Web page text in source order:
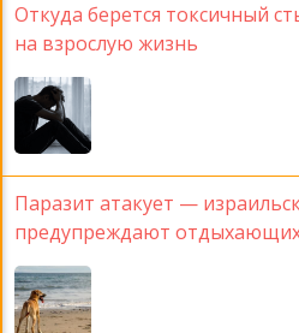
Откуда берется токсичный
на взрослую жизнь
Паразит атакует —
предупреждают